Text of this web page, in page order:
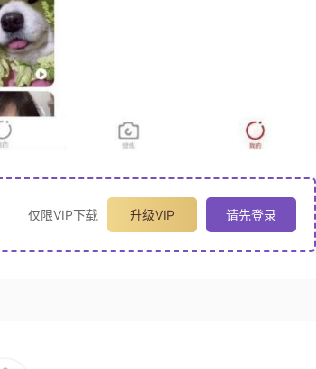
仅限VIP下载 升级VIP 请先登录